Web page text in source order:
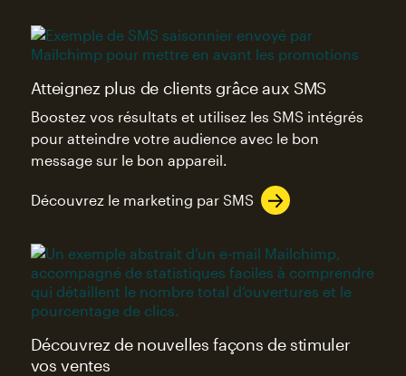
Atteignez plus de clients grâce aux SMS
Boostez vos résultats et utilisez les SMS intégrés
pour atteindre votre audience avec le bon
message sur le bon appareil.
Découvrez le marketing par SMS
Découvrez de nouvelles façons de stimuler
vos ventes